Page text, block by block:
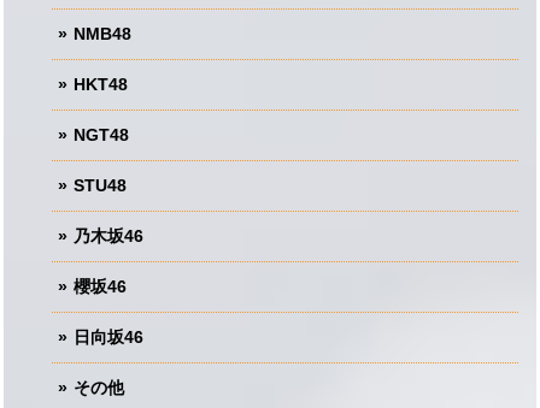
NMB48
HKT48
NGT48
STU48
乃木坂46
櫻坂46
日向坂46
その他